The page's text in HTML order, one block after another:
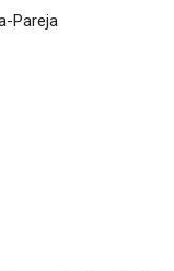
Pareja